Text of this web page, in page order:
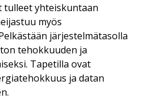
tulleet yhteiskuntaan
myös
järjestelmätasolla
tehokkuuden ja
Tapetilla ovat
ja datan